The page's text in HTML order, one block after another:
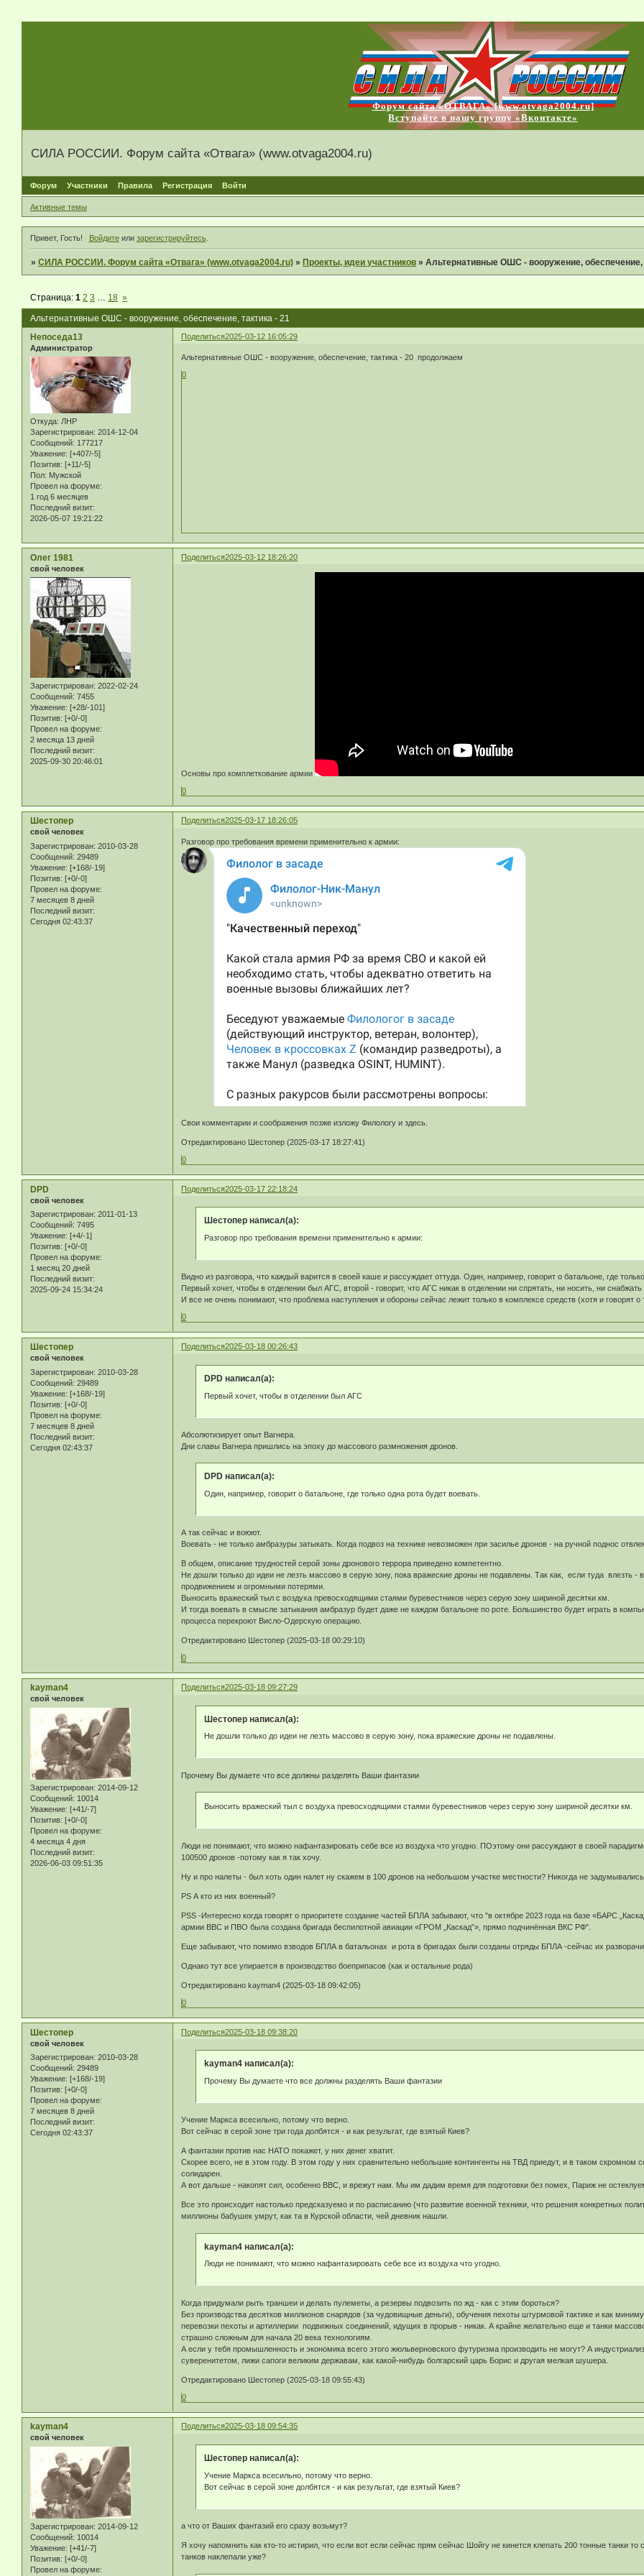
Форум сайта «ОТВАГА» [www.otvaga2004.ru]
Вступайте в нашу группу «Вконтакте»
СИЛА РОССИИ. Форум сайта «Отвага» (www.otvaga2004.ru)
Форум Участники Правила Регистрация Войти
Активные темы
Привет, Гость! Войдитеили зарегистрируйтесь.
»СИЛА РОССИИ. Форум сайта «Отвага» (www.otvaga2004.ru) » Проекты, идеи участников »Альтернативные ОШС - вооружение, обеспечение,
Альтернативные ОШС - вооружение, обеспечение, тактика - 21
Страница:1 2 3 18 »
Поделиться2025-03-12 16:05:29
Непоседа13
Администратор
Откуда: ЛНР
Зарегистрирован: 2014-12-04
Сообщений: 177217
Уважение: [+407/-5]
Позитив: [+11/-5]
Пол: Мужской
Провел на форуме:
1 год 6 месяцев
Последний визит:
2026-05-07 19:21:22
Альтернативные ОШС - вооружение, обеспечение, тактика - 20 продолжаем
0
Поделиться2025-03-12 18:26:20
Олег 1981
свой человек
Зарегистрирован: 2022-02-24
Сообщений: 7455
Уважение: [+28/-101]
Позитив: [+0/-0]
Провел на форуме:
2 месяца 13 дней
Последний визит:
2025-09-30 20:46:01
Основы про комплеткование армии
0
Поделиться2025-03-17 18:26:05
Шестопер
свой человек
Зарегистрирован: 2010-03-28
Сообщений: 29489
Уважение: [+168/-19]
Позитив: [+0/-0]
Провел на форуме:
7 месяцев 8 дней
Последний визит:
Сегодня 02:43:37
Разговор про требования времени применительно к армии:
Свои комментарии и соображения позже изложу Филологу и здесь.
Отредактировано Шестопер (2025-03-17 18:27:41)
0
Поделиться2025-03-17 22:18:24
DPD
свой человек
Зарегистрирован: 2011-01-13
Сообщений: 7495
Уважение: [+4/-1]
Позитив: [+0/-0]
Провел на форуме:
1 месяц 20 дней
Последний визит:
2025-09-24 15:34:24
Шестопер написал(а):
Разговор про требования времени применительно к армии:
Видно из разговора, что каждый варится в своей каше и рассуждает оттуда. Один, например, говорит о батальоне, где
Первый хочет, чтобы в отделении был АГС, второй - говорит, что АГС никак в отделении ни спрятать, ни носить, ни
И все не очень понимают, что проблема наступления и обороны сейчас лежит только в комплексе средств (хотя и говорят
0
Поделиться2025-03-18 00:26:43
Шестопер
свой человек
Зарегистрирован: 2010-03-28
Сообщений: 29489
Уважение: [+168/-19]
Позитив: [+0/-0]
Провел на форуме:
7 месяцев 8 дней
Последний визит:
Сегодня 02:43:37
DPD написал(а):
Первый хочет, чтобы в отделении был АГС
Абсолютизирует опыт Вагнера.
Дни славы Вагнера пришлись на эпоху до массового размножения дронов.
DPD написал(а):
Один, например, говорит о батальоне, где только одна рота будет воевать.
А так сейчас и воюют.
Воевать - не только амбразуры затыкать. Когда подвоз на технике невозможен при засилье дронов - на ручной поднос
В общем, описание трудностей серой зоны дронового террора приведено компетентно.
Не дошли только до идеи не лезть массово в серую зону, пока вражеские дроны не подавлены. Так как, если туда
продвижением и огромными потерями.
Выносить вражеский тыл с воздуха превосходящими стаями буревестников через серую зону шириной десятки км.
И тогда воевать в смысле затыкания амбразур будет даже не каждом батальоне по роте. Большинство будет играть в
процесса перекроют Висло-Одерскую операцию.
Отредактировано Шестопер (2025-03-18 00:29:10)
0
Поделиться2025-03-18 09:27:29
kayman4
свой человек
Зарегистрирован: 2014-09-12
Сообщений: 10014
Уважение: [+41/-7]
Позитив: [+0/-0]
Провел на форуме:
4 месяца 4 дня
Последний визит:
2026-06-03 09:51:35
Шестопер написал(а):
Не дошли только до идеи не лезть массово в серую зону, пока вражеские дроны не подавлены.
Прочему Вы думаете что все должны разделять Ваши фантазии
Выносить вражеский тыл с воздуха превосходящими стаями буревестников через серую зону шириной десятки км.
Люди не понимают, что можно нафантазировать себе все из воздуха что угодно. ПОэтому они рассуждают в своей
100500 дронов -потому как я так хочу.
Ну и про налеты - был хоть один налет ну скажем в 100 дронов на небольшом участке местности? Никогда не
PS А кто из них военный?
PSS -Интересно когда говорят о приоритете создание частей БПЛА забывают, что "в октябре 2023 года на базе «БАРС
армии ВВС и ПВО была создана бригада беспилотной авиации «ГРОМ „Каскад”», прямо подчинённая ВКС РФ".
Еще забывают, что помимо взводов БПЛА в батальонах и рота в бригадах были созданы отряды БПЛА -сейчас их
Однако тут все упирается в производство боеприпасов (как и остальные рода)
Отредактировано kayman4 (2025-03-18 09:42:05)
0
Поделиться2025-03-18 09:38:20
Шестопер
свой человек
Зарегистрирован: 2010-03-28
Сообщений: 29489
Уважение: [+168/-19]
Позитив: [+0/-0]
Провел на форуме:
7 месяцев 8 дней
Последний визит:
Сегодня 02:43:37
kayman4 написал(а):
Прочему Вы думаете что все должны разделять Ваши фантазии
Учение Маркса всесильно, потому что верно.
Вот сейчас в серой зоне три года долбятся - и как результат, где взятый Киев?
А фантазии против нас НАТО покажет, у них денег хватит.
Скорее всего, не в этом году. В этом году у них сравнительно небольшие контингенты на ТВД приедут, и в таком скромном
солидарен.
А вот дальше - накопят сил, особенно ВВС, и врежут нам. Мы им дадим время для подготовки без помех, Париж не
Все это происходит настолько предсказуемо и по расписанию (что развитие военной техники, что решения конкретных
миллионы бабушек умрут, как та в Курской области, чей дневник нашли.
kayman4 написал(а):
Люди не понимают, что можно нафантазировать себе все из воздуха что угодно.
Когда придумали рыть траншеи и делать пулеметы, а резервы подвозить по жд - как с этим бороться?
Без производства десятков миллионов снарядов (за чудовищные деньги), обучения пехоты штурмовой тактике и как
перевозки пехоты и артиллерии подвижных соединений, идущих в прорыв - никак. А крайне желательно еще и танки
страшно сложным для начала 20 века технологиям.
А если у тебя промышленность и экономика всего этого жюльверновского футуризма производить не могут? А
суверенитетом, лижи сапоги великим державам, как какой-нибудь болгарский царь Борис и другая мелкая шушера.
Отредактировано Шестопер (2025-03-18 09:55:43)
0
Поделиться2025-03-18 09:54:35
kayman4
свой человек
Зарегистрирован: 2014-09-12
Сообщений: 10014
Уважение: [+41/-7]
Позитив: [+0/-0]
Провел на форуме:
Шестопер написал(а):
Учение Маркса всесильно, потому что верно.
Вот сейчас в серой зоне долбятся - и как результат, где взятый Киев?
а что от Ваших фантазий его сразу возьмут?
Я хочу напомнить как кто-то истирил, что если вот если сейчас прям сейчас Шойгу не кинется клепать 200 тонные танки
танков наклепали уже?